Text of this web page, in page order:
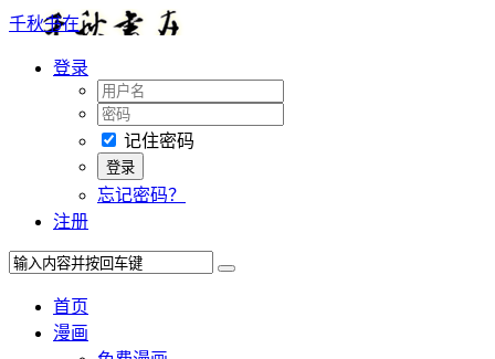
千秋书在
登录
记住密码
忘记密码？
注册
首页
漫画